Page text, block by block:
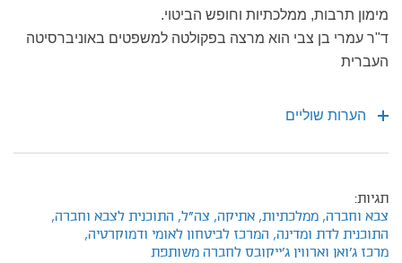
מימון תרבות, ממלכתיות וחופש הביטוי.
ד"ר עמרי בן צבי הוא מרצה בפקולטה למשפטים באוניברסיטה
העברית
הערות שוליים
תגיות:
צבא וחברה, ממלכתיות, אתיקה, צה"ל, התוכנית לצבא וחברה,
התוכנית לדת ומדינה, המרכז לביטחון לאומי ודמוקרטיה,
מרכז ג'ואן וארווין ג'ייקובס לחברה משותפת